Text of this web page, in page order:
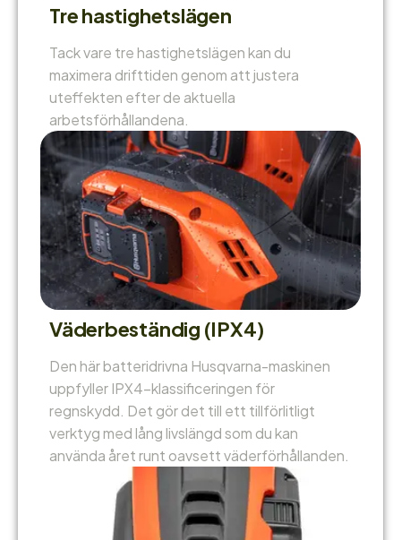
Tre hastighetslägen
Tack vare tre hastighetslägen kan du
maximera drifttiden genom att justera
uteffekten efter de aktuella
arbetsförhållandena.
Väderbeständig (IPX4)
Den här batteridrivna Husqvarna-maskinen
uppfyller IPX4-klassificeringen för
regnskydd. Det gör det till ett tillförlitligt
verktyg med lång livslängd som du kan
använda året runt oavsett väderförhållanden.